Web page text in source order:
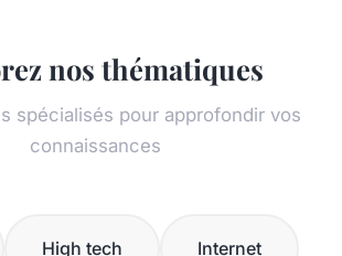
nos thématiques
spécialisés pour approfondir vos
connaissances
High tech Internet